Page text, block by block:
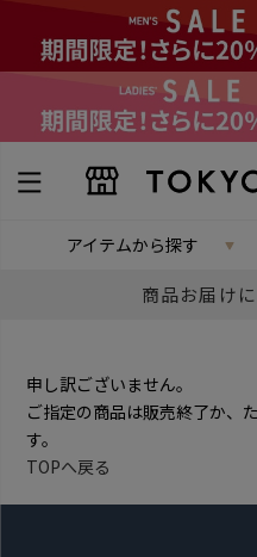
アイテムから探す
商品お届け
申し訳ございません。
ご指定の商品は販売終了か、
す。
TOPへ戻る